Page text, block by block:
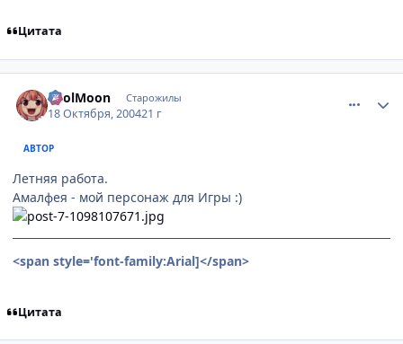
Цитата
FoolMoon Старожилы
18 Октября, 200421 г
АВТОР
Летняя работа.
Амалфея - мой персонаж для Игры :)
<span style='font-family:Arial]</span>
Цитата